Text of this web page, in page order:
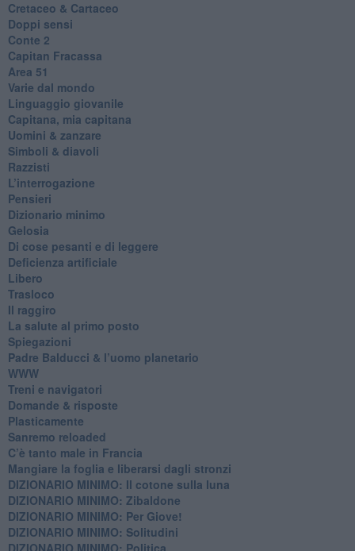
Cretaceo & Cartaceo
Doppi sensi
​Conte 2
​Capitan Fracassa
​Area 51
Varie dal mondo
​Linguaggio giovanile
​Capitana, mia capitana
Uomini & zanzare
​Simboli & diavoli
Razzisti
​L’interrogazione
Pensieri
​Dizionario minimo
Gelosia
Di cose pesanti e di leggere
​Deficienza artificiale
Libero
Trasloco
Il raggiro
​La salute al primo posto
Spiegazioni
Padre Balducci & l’uomo planetario
WWW
​Treni e navigatori
​Domande & risposte
​Plasticamente
Sanremo reloaded
C’è tanto male in Francia
​Mangiare la foglia e liberarsi dagli stronzi
DIZIONARIO MINIMO: Il cotone sulla luna
DIZIONARIO MINIMO: Zibaldone
DIZIONARIO MINIMO: Per Giove!
DIZIONARIO MINIMO: Solitudini
DIZIONARIO MINIMO: Politica